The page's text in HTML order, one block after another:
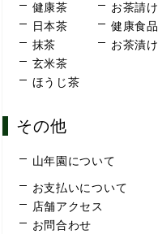
健康茶
日本茶
抹茶
玄米茶
ほうじ茶
お茶請け
健康食品
お茶漬け
その他
山年園について
お支払いについて
店舗アクセス
お問合わせ